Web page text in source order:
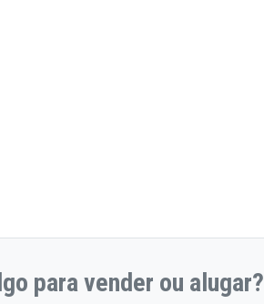
para vender ou alugar?